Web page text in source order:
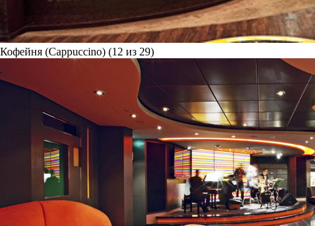
Кофейня (Cappuccino) (12 из 29)